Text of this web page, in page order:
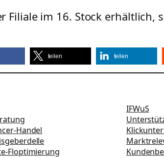
Filiale im 16. Stock erhältlich,
teilen teilen
Handel
Floptimierung
IFWuS